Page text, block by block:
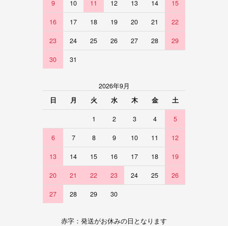
9 10 11 12 13 14 15
16 17 18 19 20 21 22
23 24 25 26 27 28 29
30 31
2026年9月
日
月 火 水 木 金 土
1 2 3 4 5
6 7 8 9 10 11 12
13 14 15 16 17 18 19
20 21 22 23 24 25 26
27 28 29 30
赤字：発送がお休みの日となります